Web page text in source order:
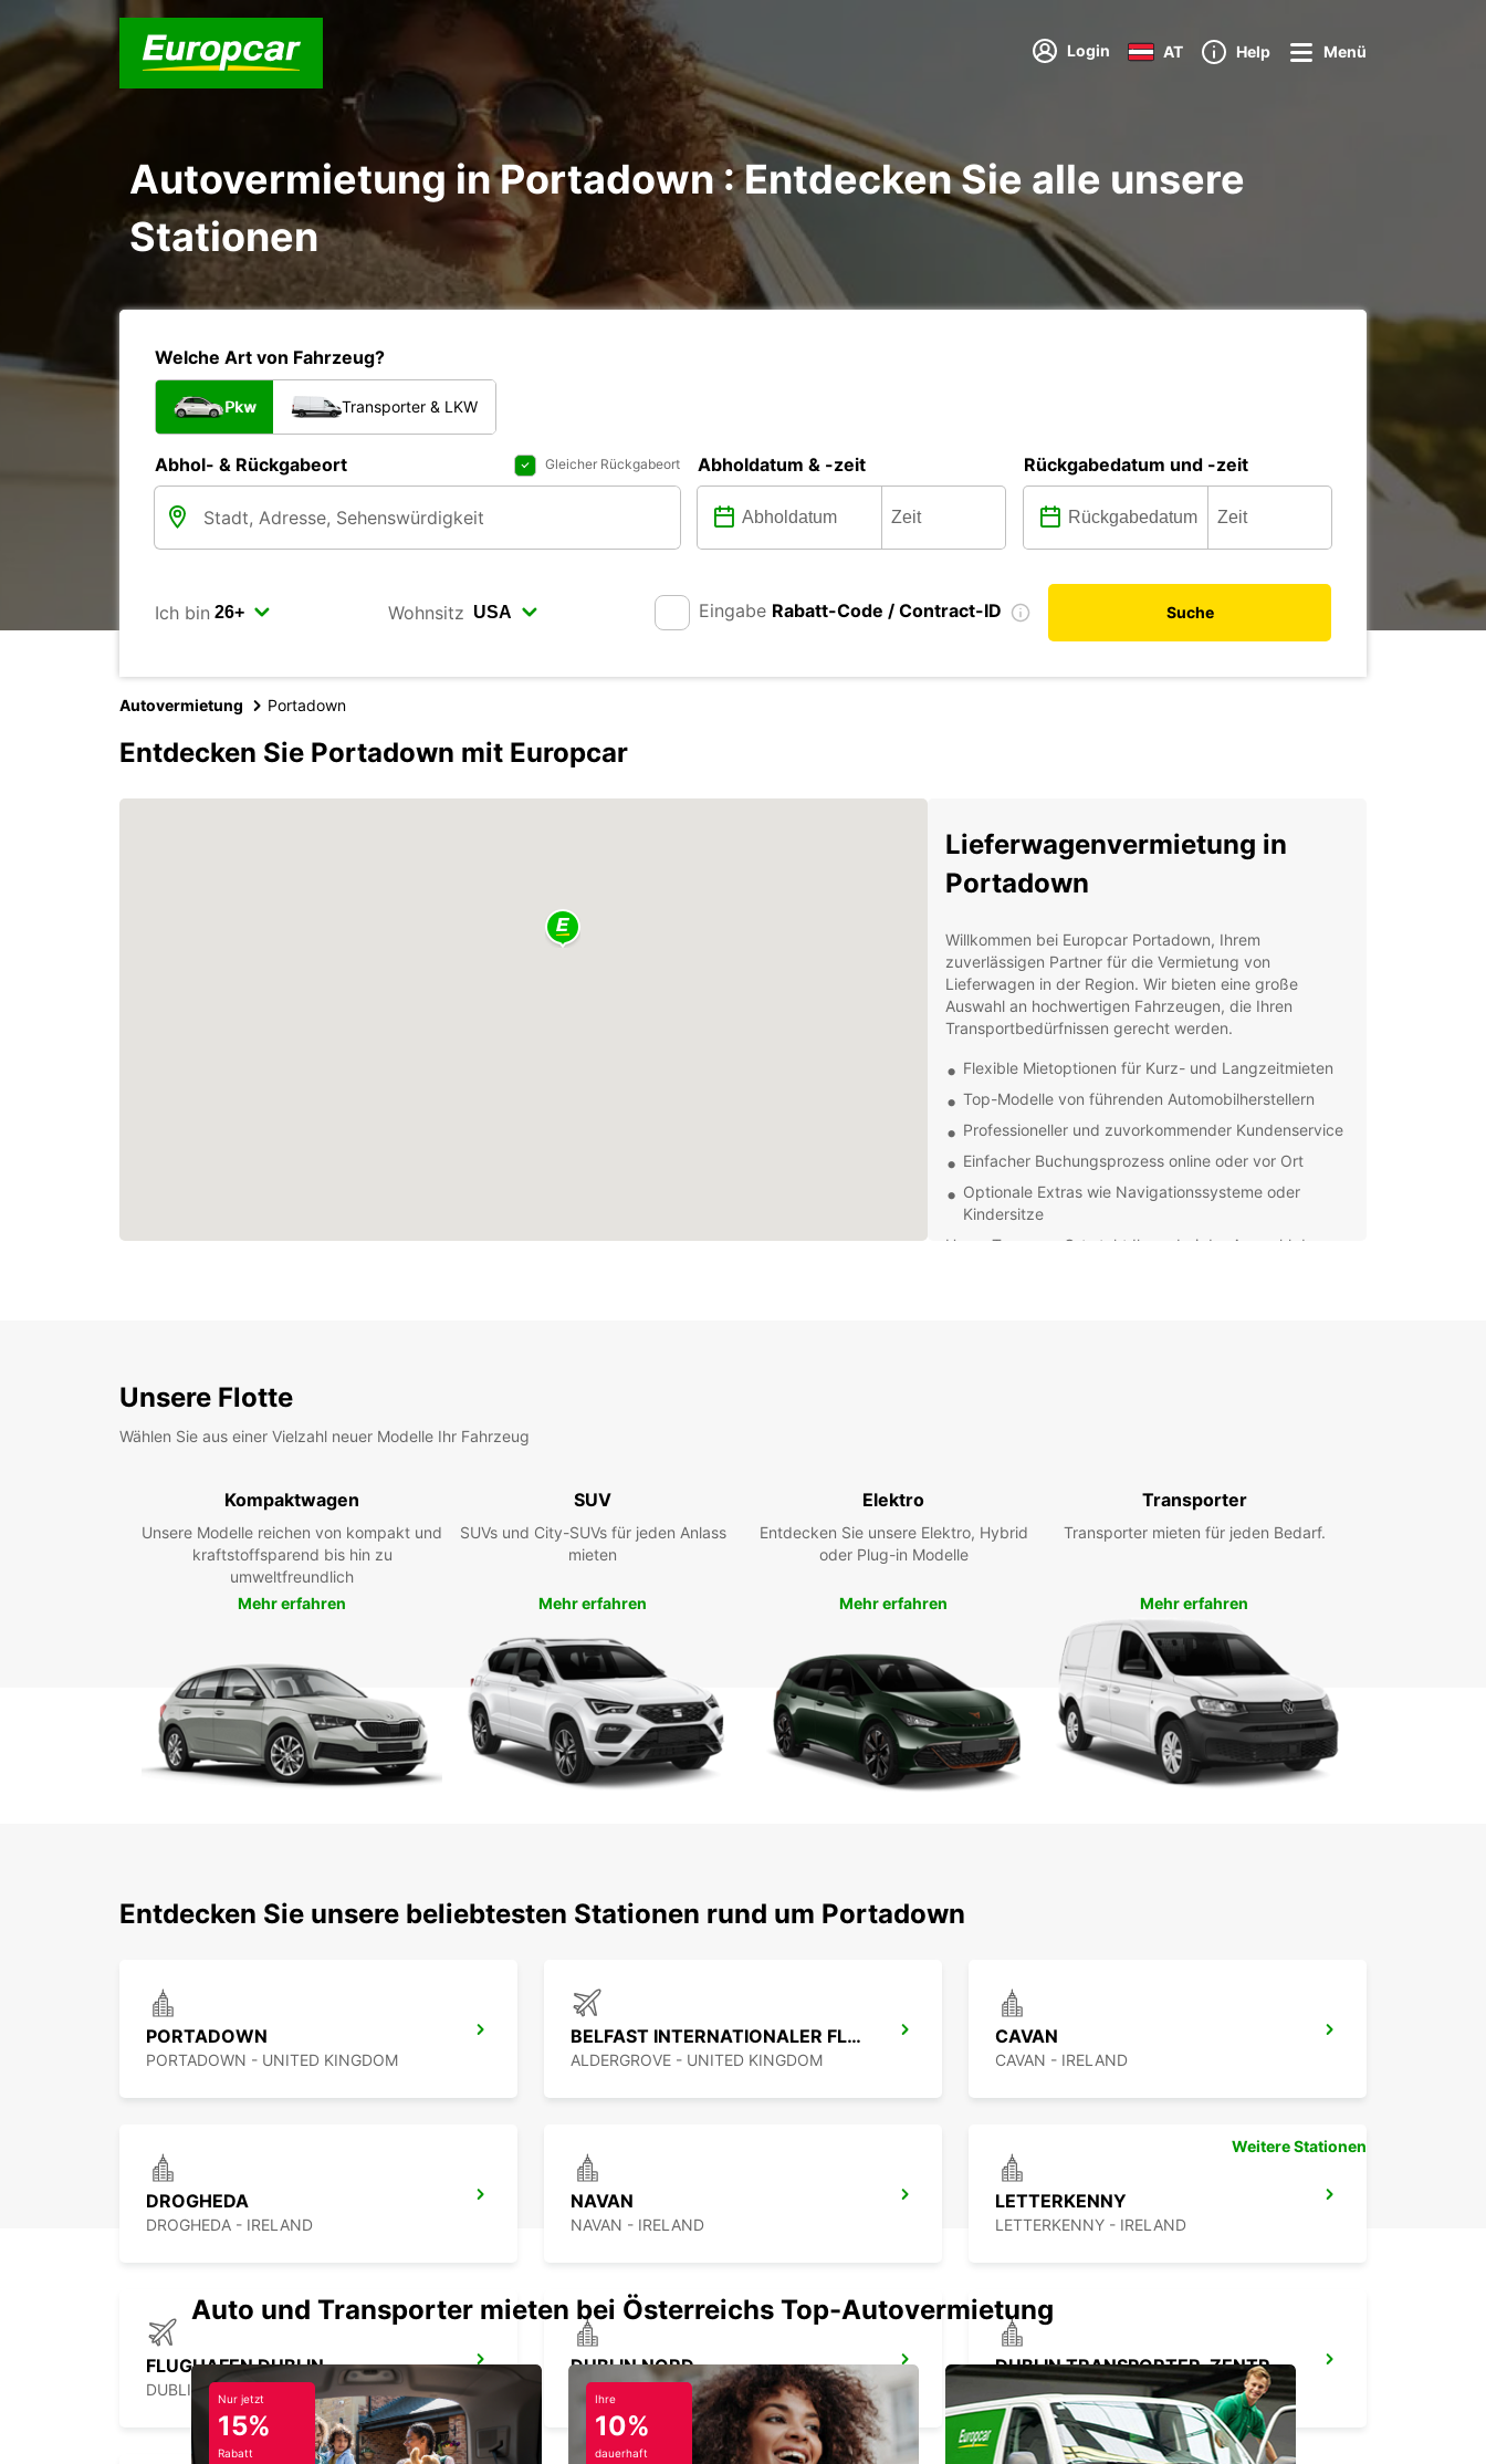
Login AT Help Menü
Autovermietung in Portadown : Entdecken Sie alle unsere
Stationen
Welche Art von Fahrzeug?
Pkw Transporter & LKW
Abhol- & Rückgabeort Gleicher Rückgabeort Abholdatum & -zeit Rückgabedatum und -zeit
Ich bin Wohnsitz Eingabe Rabatt-Code / Contract-ID Suche
Autovermietung Portadown
Entdecken Sie Portadown mit Europcar
Lieferwagenvermietung in
Portadown
Willkommen bei Europcar Portadown, Ihrem
zuverlässigen Partner für die Vermietung von
Lieferwagen in der Region. Wir bieten eine große
Auswahl an hochwertigen Fahrzeugen, die Ihren
Transportbedürfnissen gerecht werden.
Flexible Mietoptionen für Kurz- und Langzeitmieten
Top-Modelle von führenden Automobilherstellern
Professioneller und zuvorkommender Kundenservice
Einfacher Buchungsprozess online oder vor Ort
Optionale Extras wie Navigationssysteme oder
Kindersitze
Unser Team vor Ort steht Ihnen bei der Auswahl des
Unsere Flotte
Wählen Sie aus einer Vielzahl neuer Modelle Ihr Fahrzeug
Kompaktwagen
Unsere Modelle reichen von kompakt und
kraftstoffsparend bis hin zu
umweltfreundlich
Mehr erfahren
SUV
SUVs und City-SUVs für jeden Anlass
mieten
Mehr erfahren
Elektro
Entdecken Sie unsere Elektro, Hybrid
oder Plug-in Modelle
Mehr erfahren
Transporter
Transporter mieten für jeden Bedarf.
Mehr erfahren
Entdecken Sie unsere beliebtesten Stationen rund um Portadown
PORTADOWN
PORTADOWN - UNITED KINGDOM
BELFAST INTERNATIONALER FLUGHAFEN
ALDERGROVE - UNITED KINGDOM
CAVAN
CAVAN - IRELAND
DROGHEDA
DROGHEDA - IRELAND
NAVAN
NAVAN - IRELAND
LETTERKENNY
LETTERKENNY - IRELAND
FLUGHAFEN DUBLIN
DUBLIN - IRELAND
DUBLIN NORD
DUBLIN - IRELAND
DUBLIN TRANSPORTER-ZENTRUM*
DUBLIN - IRELAND
Weitere Stationen
Auto und Transporter mieten bei Österreichs Top-Autovermietung
Nur jetzt
15%
Rabatt
Ihre
10%
dauerhaft